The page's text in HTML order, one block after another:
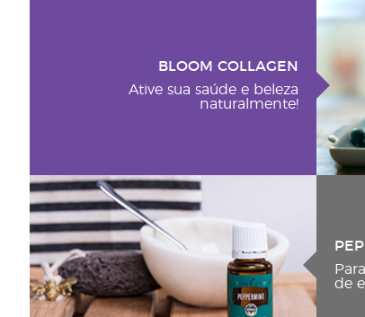
BLOOM COLLAGEN
Ative sua saúde e beleza
naturalmente!
de